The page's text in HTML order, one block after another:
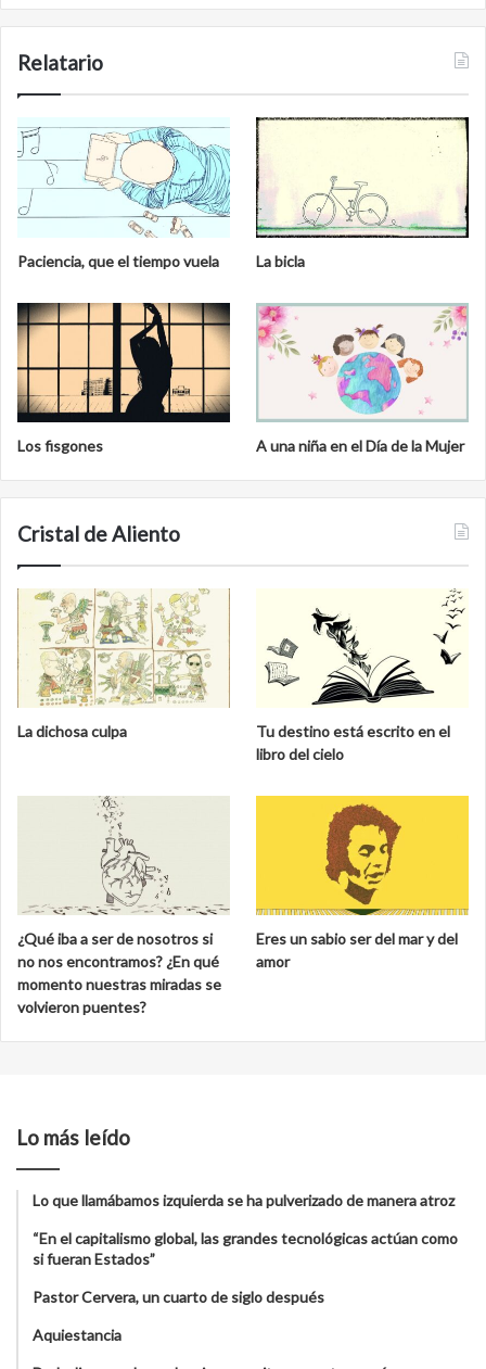
Relatario
Paciencia, que el tiempo vuela La bicla
Los fisgones A una niña en el Día de la Mujer
Cristal de Aliento
La dichosa culpa
Tu destino está escrito en el
libro del cielo
¿Qué iba a ser de nosotros si
no nos encontramos? ¿En qué
momento nuestras miradas se
volvieron puentes?
Eres un sabio ser del mar y del
amor
Lo más leído
Lo que llamábamos izquierda se ha pulverizado de manera atroz
“En el capitalismo global, las grandes tecnológicas actúan como
si fueran Estados”
Pastor Cervera, un cuarto de siglo después
Aquiestancia